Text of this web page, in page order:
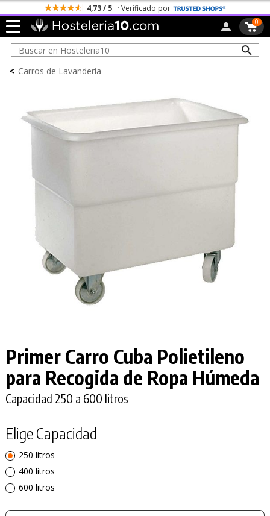
4,73 / 5 · Verificado por
0
< Carros de Lavandería
Primer Carro Cuba Polietileno
para Recogida de Ropa Húmeda
Capacidad 250 a 600 litros
Elige Capacidad
250 litros
400 litros
600 litros